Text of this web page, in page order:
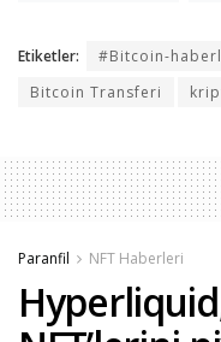
Etiketler: #Bitcoin-
Bitcoin Transferi
Paranfil NFT Haberleri